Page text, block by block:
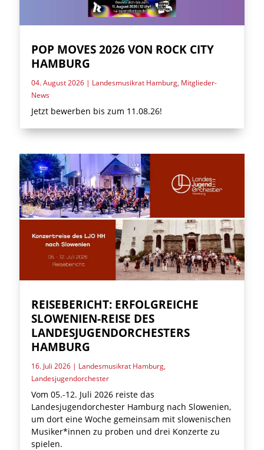
POP MOVES 2026 VON ROCK CITY
HAMBURG
04. August 2026| Landesmusikrat Hamburg, Mitglieder-
News
Jetzt bewerben bis zum 11.08.26!
REISEBERICHT: ERFOLGREICHE
SLOWENIEN-REISE DES
LANDESJUGENDORCHESTERS
HAMBURG
16. Juli 2026| Landesmusikrat Hamburg,
Landesjugendorchester
Vom 05.-12. Juli 2026 reiste das
Landesjugendorchester Hamburg nach Slowenien,
um dort eine Woche gemeinsam mit slowenischen
Musiker*innen zu proben und drei Konzerte zu
spielen.